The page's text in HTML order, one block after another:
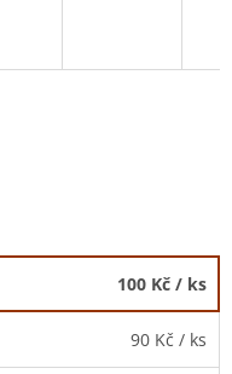
100 Kč / ks
90 Kč / ks